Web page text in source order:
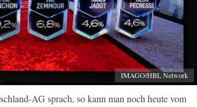
IMAGO/HBL Network
AG sprach, so kann man noch heute vom